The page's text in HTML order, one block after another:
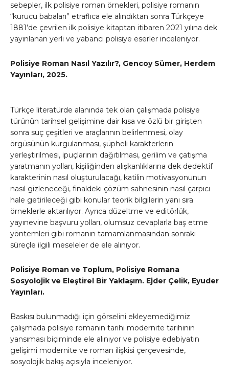
sebepler, ilk polisiye roman örnekleri, polisiye romanın
“kurucu babaları” etraflıca ele alındıktan sonra Türkçeye
1881’de çevrilen ilk polisiye kitaptan itibaren 2021 yılına dek
yayınlanan yerli ve yabancı polisiye eserler inceleniyor.
Polisiye Roman Nasıl Yazılır?, Gencoy Sümer, Herdem
Yayınları, 2025.
Türkçe literatürde alanında tek olan çalışmada polisiye
türünün tarihsel gelişimine dair kısa ve özlü bir girişten
sonra suç çeşitleri ve araçlarının belirlenmesi, olay
örgüsünün kurgulanması, şüpheli karakterlerin
yerleştirilmesi, ipuçlarının dağıtılması, gerilim ve çatışma
yaratmanın yolları, kişiliğinden alışkanlıklarına dek dedektif
karakterinin nasıl oluşturulacağı, katilin motivasyonunun
nasıl gizleneceği, finaldeki çözüm sahnesinin nasıl çarpıcı
hale getirileceği gibi konular teorik bilgilerin yanı sıra
örneklerle aktarılıyor. Ayrıca düzeltme ve editörlük,
yayınevine başvuru yolları, olumsuz cevaplarla baş etme
yöntemleri gibi romanın tamamlanmasından sonraki
süreçle ilgili meseleler de ele alınıyor.
Polisiye Roman ve Toplum, Polisiye Romana
Sosyolojik ve Eleştirel Bir Yaklaşım. Ejder Çelik, Eyuder
Yayınları.
Baskısı bulunmadığı için görselini ekleyemediğimiz
çalışmada polisiye romanın tarihi modernite tarihinin
yansıması biçiminde ele alınıyor ve polisiye edebiyatın
gelişimi modernite ve roman ilişkisi çerçevesinde,
sosyolojik bakış açısıyla inceleniyor.